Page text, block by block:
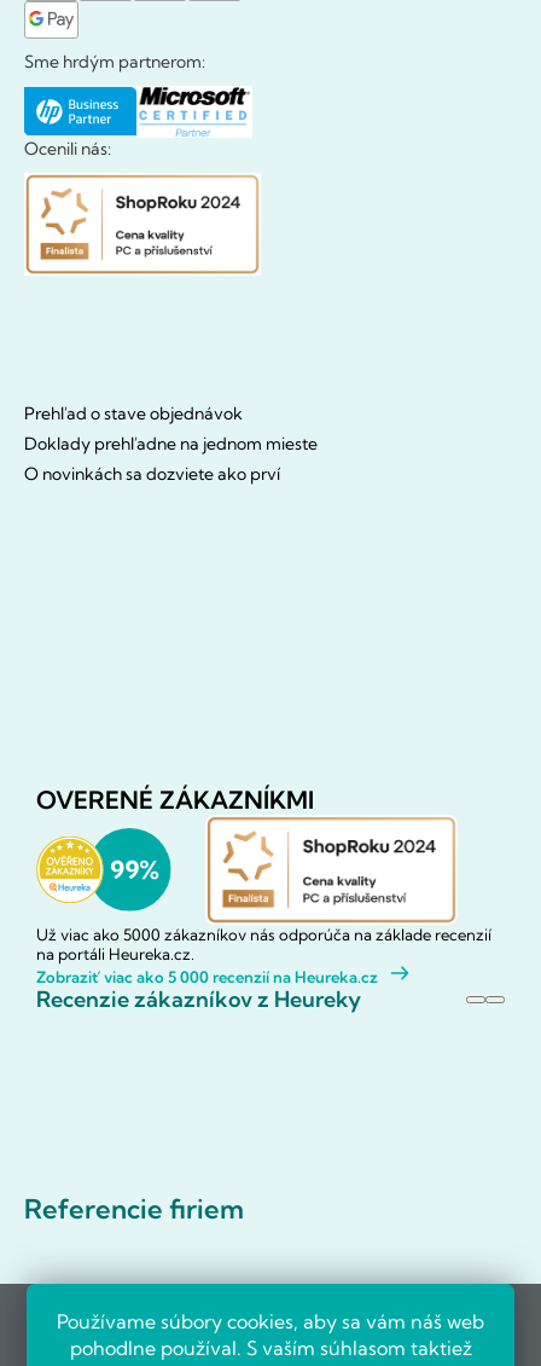
Používame súbory cookies, aby sa vám náš web
pohodlne používal. S vaším súhlasom taktiež
Sme hrdým partnerom:
Ocenili nás:
Prehľad o stave objednávok
Doklady prehľadne na jednom mieste
O novinkách sa dozviete ako prví
OVERENÉ ZÁKAZNÍKMI
Už viac ako 5000 zákazníkov nás odporúča na základe recenzií
na portáli Heureka.cz.
Zobraziť viac ako 5 000 recenzií na Heureka.cz
Recenzie zákazníkov z Heureky
Referencie firiem